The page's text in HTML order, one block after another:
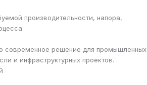
производительности, напора,
современное решение для промышленных
и инфраструктурных проектов.